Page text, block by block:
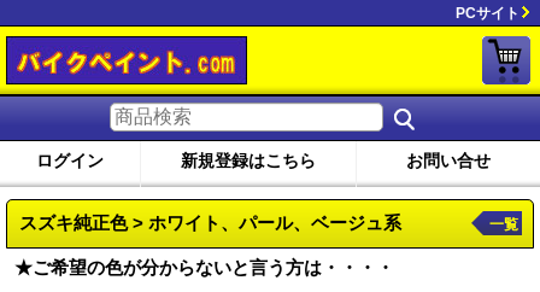
PCサイト
ログイン 新規登録はこちら お問い合せ
スズキ純正色 > ホワイト、パール、ベージュ系
★ご希望の色が分からないと言う方は・・・・
一覧